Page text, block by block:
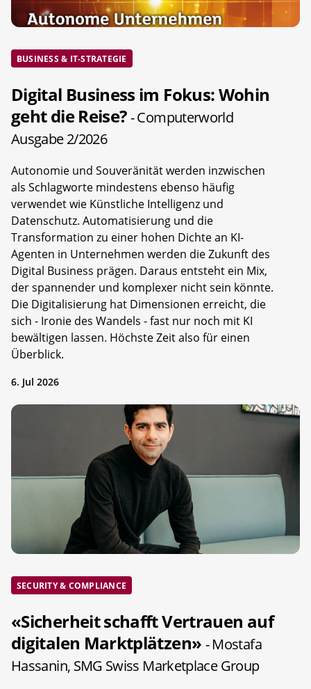
BUSINESS & IT-STRATEGIE
Digital Business im Fokus: Wohin
geht die Reise?- Computerworld
Ausgabe 2/2026
Autonomie und Souveränität werden inzwischen
als Schlagworte mindestens ebenso häufig
verwendet wie Künstliche Intelligenz und
Datenschutz. Automatisierung und die
Transformation zu einer hohen Dichte an KI-
Agenten in Unternehmen werden die Zukunft des
Digital Business prägen. Daraus entsteht ein Mix,
der spannender und komplexer nicht sein könnte.
Die Digitalisierung hat Dimensionen erreicht, die
sich - Ironie des Wandels - fast nur noch mit KI
bewältigen lassen. Höchste Zeit also für einen
Überblick.
6. Jul 2026
SECURITY & COMPLIANCE
«Sicherheit schafft Vertrauen auf
digitalen Marktplätzen» - Mostafa
Hassanin, SMG Swiss Marketplace Group